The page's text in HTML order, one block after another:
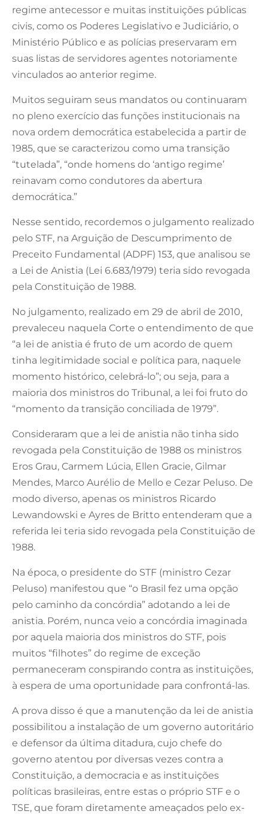
regime antecessor e muitas instituições públicas
civis, como os Poderes Legislativo e Judiciário, o
Ministério Público e as polícias preservaram em
suas listas de servidores agentes notoriamente
vinculados ao anterior regime.
Muitos seguiram seus mandatos ou continuaram
no pleno exercício das funções institucionais na
nova ordem democrática estabelecida a partir de
1985, que se caracterizou como uma transição
“tutelada”, “onde homens do ‘antigo regime’
reinavam como condutores da abertura
democrática.”
Nesse sentido, recordemos o julgamento realizado
pelo STF, na Arguição de Descumprimento de
Preceito Fundamental (ADPF) 153, que analisou se
a Lei de Anistia (Lei 6.683/1979) teria sido revogada
pela Constituição de 1988.
No julgamento, realizado em 29 de abril de 2010,
prevaleceu naquela Corte o entendimento de que
“a lei de anistia é fruto de um acordo de quem
tinha legitimidade social e política para, naquele
momento histórico, celebrá-lo”; ou seja, para a
maioria dos ministros do Tribunal, a lei foi fruto do
“momento da transição conciliada de 1979”.
Consideraram que a lei de anistia não tinha sido
revogada pela Constituição de 1988 os ministros
Eros Grau, Carmem Lúcia, Ellen Gracie, Gilmar
Mendes, Marco Aurélio de Mello e Cezar Peluso. De
modo diverso, apenas os ministros Ricardo
Lewandowski e Ayres de Britto entenderam que a
referida lei teria sido revogada pela Constituição de
1988.
Na época, o presidente do STF (ministro Cezar
Peluso) manifestou que “o Brasil fez uma opção
pelo caminho da concórdia” adotando a lei de
anistia. Porém, nunca veio a concórdia imaginada
por aquela maioria dos ministros do STF, pois
muitos “filhotes” do regime de exceção
permaneceram conspirando contra as instituições,
à espera de uma oportunidade para confrontá-las.
A prova disso é que a manutenção da lei de anistia
possibilitou a instalação de um governo autoritário
e defensor da última ditadura, cujo chefe do
governo atentou por diversas vezes contra a
Constituição, a democracia e as instituições
políticas brasileiras, entre estas o próprio STF e o
TSE, que foram diretamente ameaçados pelo ex-